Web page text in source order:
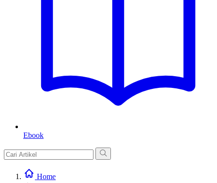
Ebook
Home